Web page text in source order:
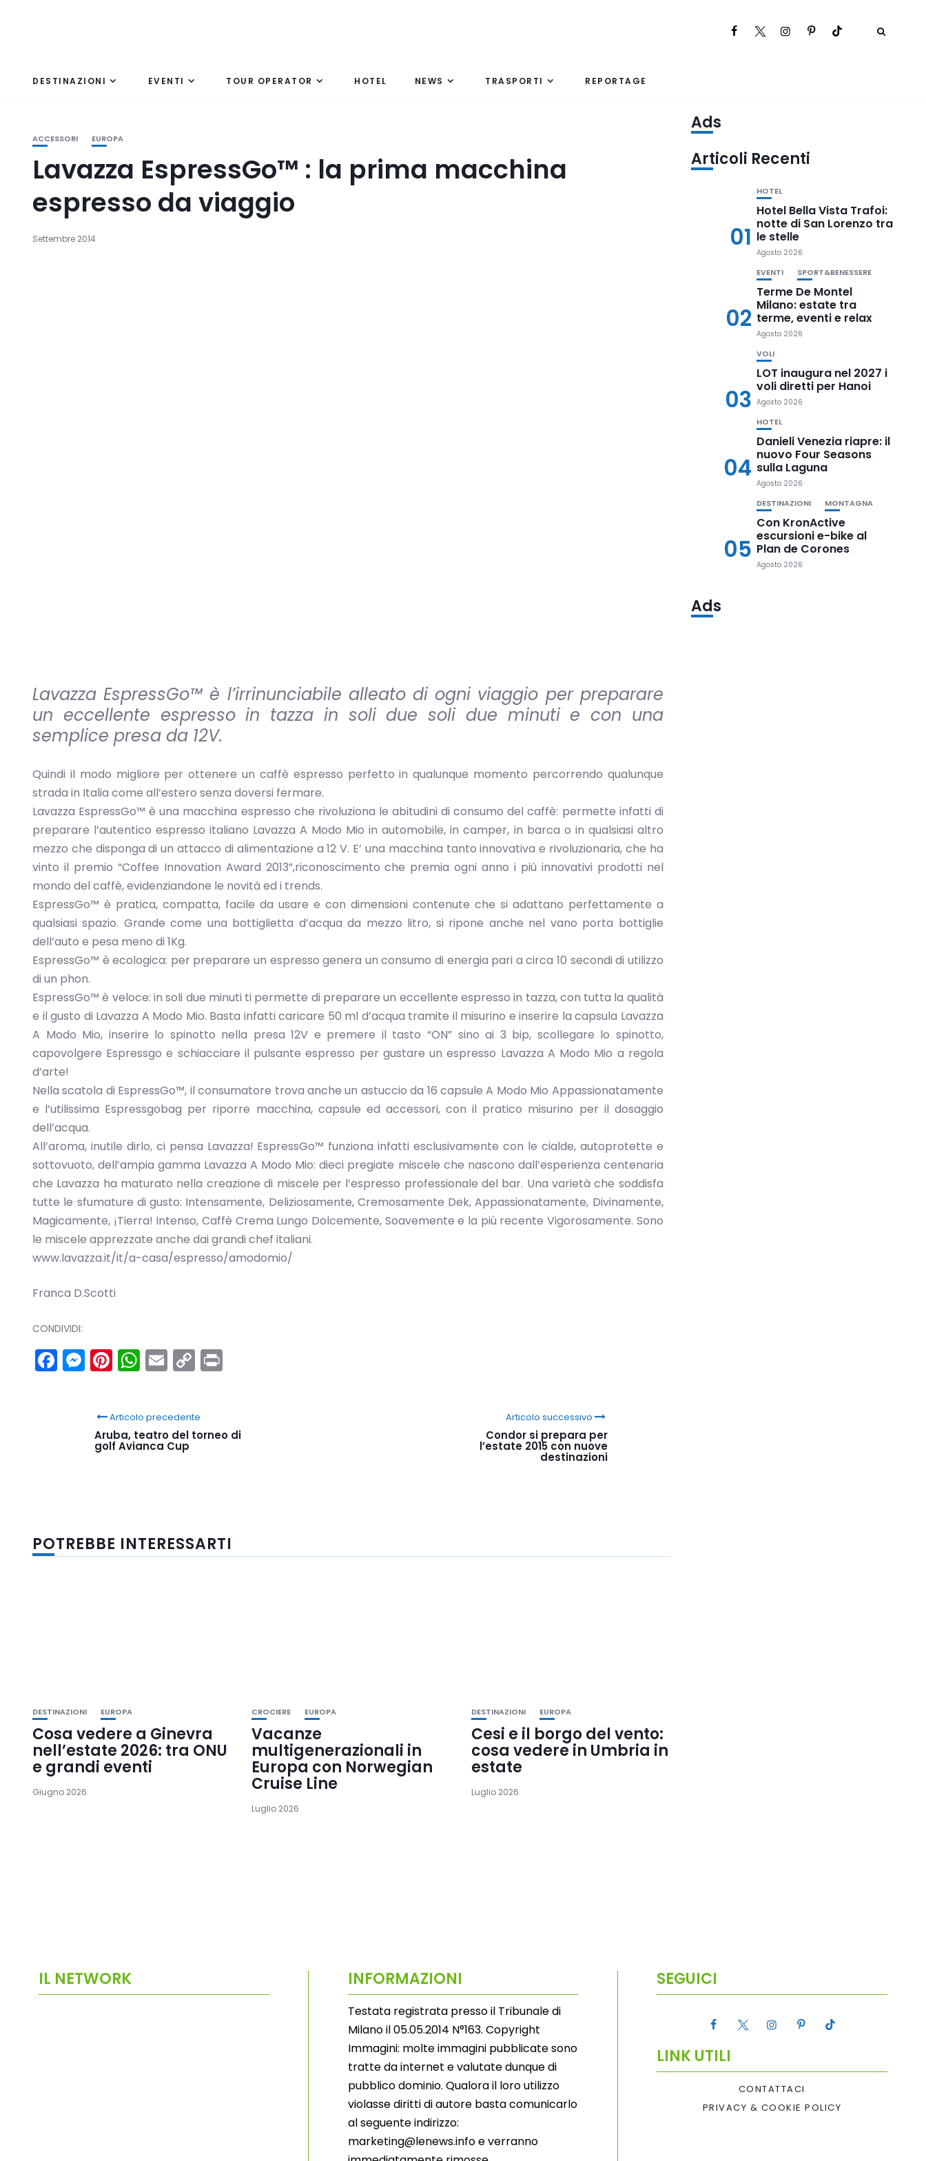
DESTINAZIONI EVENTI TOUR OPERATOR HOTEL NEWS TRASPORTI REPORTAGE
ACCESSORI EUROPA
Lavazza EspressGo™ : la prima macchina
espresso da viaggio
Settembre 2014
Lavazza EspressGo™ è l’irrinunciabile alleato di ogni viaggio per preparare
un eccellente espresso in tazza in soli due soli due minuti e con una
semplice presa da 12V.
Quindi il modo migliore per ottenere un caffè espresso perfetto in qualunque momento percorrendo qualunque
strada in Italia come all’estero senza doversi fermare.
Lavazza EspressGo™ è una macchina espresso che rivoluziona le abitudini di consumo del caffè: permette infatti di
preparare l’autentico espresso italiano Lavazza A Modo Mio in automobile, in camper, in barca o in qualsiasi altro
mezzo che disponga di un attacco di alimentazione a 12 V. E’ una macchina tanto innovativa e rivoluzionaria, che ha
vinto il premio “Coffee Innovation Award 2013”,riconoscimento che premia ogni anno i più innovativi prodotti nel
mondo del caffè, evidenziandone le novità ed i trends.
EspressGo™ è pratica, compatta, facile da usare e con dimensioni contenute che si adattano perfettamente a
qualsiasi spazio. Grande come una bottiglietta d’acqua da mezzo litro, si ripone anche nel vano porta bottiglie
dell’auto e pesa meno di 1Kg.
EspressGo™ è ecologica: per preparare un espresso genera un consumo di energia pari a circa 10 secondi di utilizzo
di un phon.
EspressGo™ è veloce: in soli due minuti ti permette di preparare un eccellente espresso in tazza, con tutta la qualità
e il gusto di Lavazza A Modo Mio. Basta infatti caricare 50 ml d’acqua tramite il misurino e inserire la capsula Lavazza
A Modo Mio, inserire lo spinotto nella presa 12V e premere il tasto “ON” sino ai 3 bip, scollegare lo spinotto,
capovolgere Espressgo e schiacciare il pulsante espresso per gustare un espresso Lavazza A Modo Mio a regola
d’arte!
Nella scatola di EspressGo™, il consumatore trova anche un astuccio da 16 capsule A Modo Mio Appassionatamente
e l’utilissima Espressgobag per riporre macchina, capsule ed accessori, con il pratico misurino per il dosaggio
dell’acqua.
All’aroma, inutile dirlo, ci pensa Lavazza! EspressGo™ funziona infatti esclusivamente con le cialde, autoprotette e
sottovuoto, dell’ampia gamma Lavazza A Modo Mio: dieci pregiate miscele che nascono dall’esperienza centenaria
che Lavazza ha maturato nella creazione di miscele per l’espresso professionale del bar. Una varietà che soddisfa
tutte le sfumature di gusto: Intensamente, Deliziosamente, Cremosamente Dek, Appassionatamente, Divinamente,
Magicamente, ¡Tierra! Intenso, Caffè Crema Lungo Dolcemente, Soavemente e la più recente Vigorosamente. Sono
le miscele apprezzate anche dai grandi chef italiani.
www.lavazza.it/it/a-casa/espresso/amodomio/
Franca D.Scotti
CONDIVIDI:
Facebook
Messenger
Pinterest
WhatsApp
Email
Copy
Link
Articolo precedente
Aruba, teatro del torneo di
golf Avianca Cup
Articolo successivo
Condor si prepara per
l’estate 2015 con nuove
destinazioni
POTREBBE INTERESSARTI
DESTINAZIONI EUROPA
Cosa vedere a Ginevra
nell’estate 2026: tra ONU
e grandi eventi
Giugno 2026
CROCIERE EUROPA
Vacanze
multigenerazionali in
Europa con Norwegian
Cruise Line
Luglio 2026
DESTINAZIONI EUROPA
Cesi e il borgo del vento:
cosa vedere in Umbria in
estate
Luglio 2026
Ads
Articoli Recenti
01
HOTEL
Hotel Bella Vista Trafoi:
notte di San Lorenzo tra
le stelle
Agosto 2026
02
EVENTI SPORT&BENESSERE
Terme De Montel
Milano: estate tra
terme, eventi e relax
Agosto 2026
03
VOLI
LOT inaugura nel 2027 i
voli diretti per Hanoi
Agosto 2026
04
HOTEL
Danieli Venezia riapre: il
nuovo Four Seasons
sulla Laguna
Agosto 2026
05
DESTINAZIONI MONTAGNA
Con KronActive
escursioni e-bike al
Plan de Corones
Agosto 2026
Ads
IL NETWORK INFORMAZIONI
Testata registrata presso il Tribunale di
Milano il 05.05.2014 N°163. Copyright
Immagini: molte immagini pubblicate sono
tratte da internet e valutate dunque di
pubblico dominio. Qualora il loro utilizzo
violasse diritti di autore basta comunicarlo
al seguente indirizzo:
marketing@lenews.info e verranno
SEGUICI
LINK UTILI
CONTATTACI
PRIVACY & COOKIE POLICY